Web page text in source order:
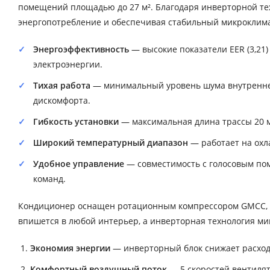
помещений площадью до 27 м². Благодаря инверторной
энергопотребление и обеспечивая стабильный
Энергоэффективность — высокие показатели EER
электроэнергии.
Тихая работа — минимальный уровень шума
дискомфорта.
Гибкость установки — максимальная длина трассы 20
Широкий температурный диапазон — работает на
Удобное управление — совместимость с голосовым
команд.
Кондиционер оснащен ротационным компрессором
впишется в любой интерьер, а инверторная технология
Экономия энергии — инверторный блок снижает